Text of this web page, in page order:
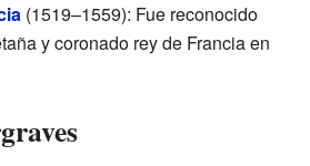
(1519–1559): Fue reconocido
y coronado rey de Francia en